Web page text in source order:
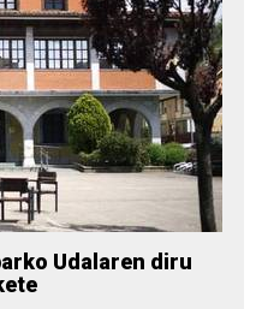
Udalaren diru